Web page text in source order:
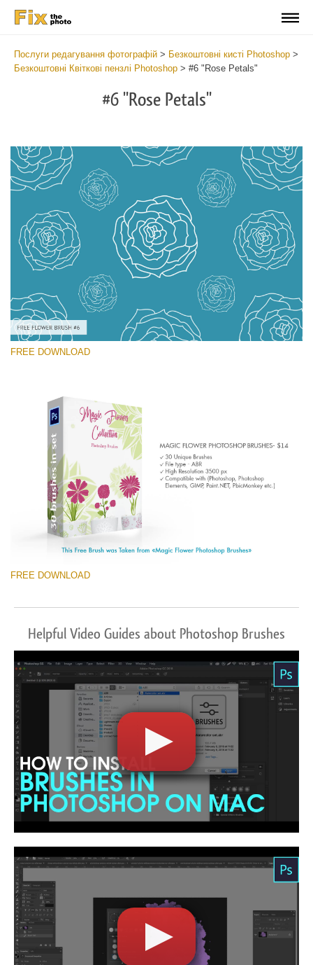
Послуги редагування фотографій > Безкоштовні кисті Photoshop >
Безкоштовні Квіткові пензлі Photoshop > #6 "Rose Petals"
#6 "Rose Petals"
Please select
Free Ps Brush #6
Magic Flowers
(30 Ps Brushes)
Free download
FREE DOWNLOAD
FREE DOWNLOAD
Helpful Video Guides about Photoshop Brushes